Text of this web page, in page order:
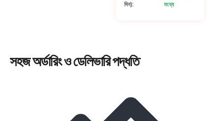
দিন):
মধ্যে
সহজঅর্ডারিংও ডেলিভারি পদ্ধতি